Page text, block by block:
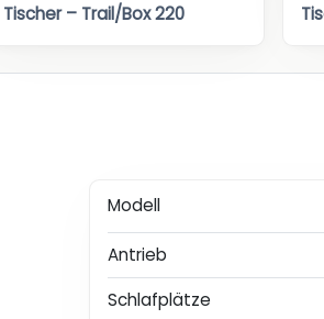
Tischer – Trail/Box 220
Modell
Antrieb
Schlafplätze